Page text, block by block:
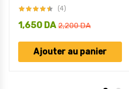
(4)
2,200DA
1,650 DA
Ajouter au panier